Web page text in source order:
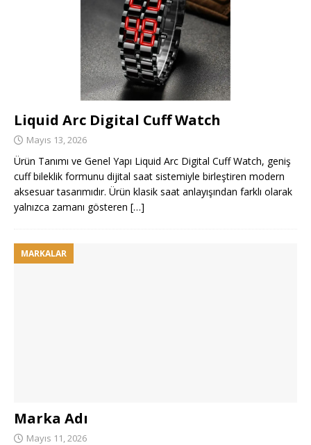
Liquid Arc Digital Cuff Watch
Mayıs 13, 2026
Ürün Tanımı ve Genel Yapı Liquid Arc Digital Cuff Watch, geniş
cuff bileklik formunu dijital saat sistemiyle birleştiren modern
aksesuar tasarımıdır. Ürün klasik saat anlayışından farklı olarak
yalnızca zamanı gösteren […]
MARKALAR
Marka Adı
Mayıs 11, 2026